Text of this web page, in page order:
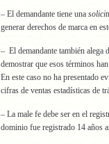
– El demandante tiene una
generar derechos de marca en
– El demandante también alega
demostrar que esos términos
En este caso no ha presentado
cifras de ventas estadísticas de
– La male fe debe ser en el
dominio fue registrado 14 años